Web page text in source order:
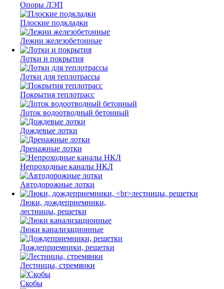
Опоры ЛЭП
Плоские подкладки
Лежни железобетонные
Лотки и покрытия
Лотки для теплотрассы
Покрытия теплотрасс
Лоток водоотводный бетонный
Дождевые лотки
Дренажные лотки
Непроходные каналы НКЛ
Автодорожные лотки
Люки, дождеприемники,
лестницы, решетки
Люки канализационные
Дождеприемники, решетки
Лестницы, стремянки
Скобы